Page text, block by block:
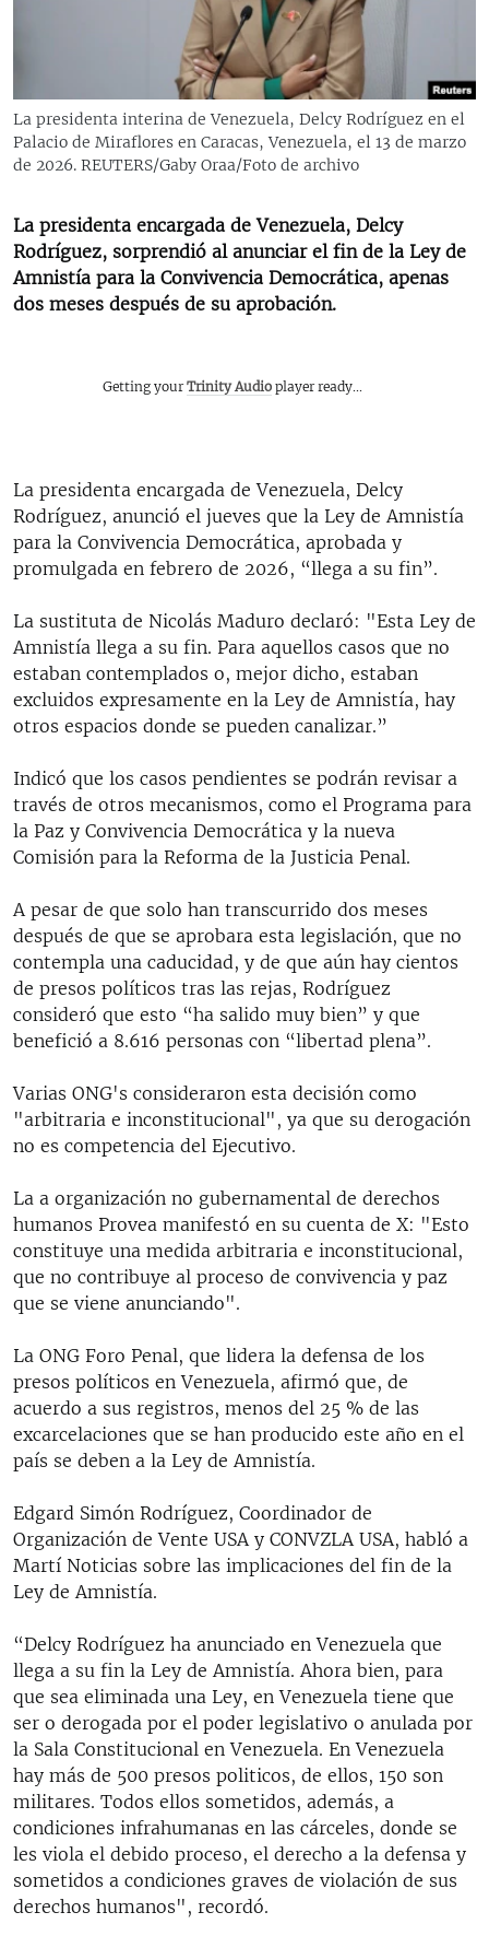
ESPECIALES
LA REALIDAD DE LA VIVIENDA EN CUBA
SER VIEJO EN CUBA
KENTU-CUBANO
LOS SANTOS DE HIALEAH
DESINFORMACIÓN RUSA EN AMÉRICA LATINA
MULTIMEDIA
EDITORIALES
La presidenta interina de Venezuela, Delcy Rodríguez en el
Palacio de Miraflores en Caracas, Venezuela, el 13 de marzo
de 2026. REUTERS/Gaby Oraa/Foto de archivo
La presidenta encargada de Venezuela, Delcy
Rodríguez, sorprendió al anunciar el fin de la Ley de
Amnistía para la Convivencia Democrática, apenas
dos meses después de su aprobación.
Getting yourTrinity Audio player ready...
La presidenta encargada de Venezuela, Delcy
Rodríguez, anunció el jueves que la Ley de Amnistía
para la Convivencia Democrática, aprobada y
promulgada en febrero de 2026, “llega a su fin”.
La sustituta de Nicolás Maduro declaró: "Esta Ley de
Amnistía llega a su fin. Para aquellos casos que no
estaban contemplados o, mejor dicho, estaban
excluidos expresamente en la Ley de Amnistía, hay
otros espacios donde se pueden canalizar.”
Indicó que los casos pendientes se podrán revisar a
través de otros mecanismos, como el Programa para
la Paz y Convivencia Democrática y la nueva
Comisión para la Reforma de la Justicia Penal.
A pesar de que solo han transcurrido dos meses
después de que se aprobara esta legislación, que no
contempla una caducidad, y de que aún hay cientos
de presos políticos tras las rejas, Rodríguez
consideró que esto “ha salido muy bien” y que
benefició a 8.616 personas con “libertad plena”.
Varias ONG's consideraron esta decisión como
"arbitraria e inconstitucional", ya que su derogación
no es competencia del Ejecutivo.
La a organización no gubernamental de derechos
humanos Provea manifestó en su cuenta de X: "Esto
constituye una medida arbitraria e inconstitucional,
que no contribuye al proceso de convivencia y paz
que se viene anunciando".
La ONG Foro Penal, que lidera la defensa de los
presos políticos en Venezuela, afirmó que, de
acuerdo a sus registros, menos del 25 % de las
excarcelaciones que se han producido este año en el
país se deben a la Ley de Amnistía.
Edgard Simón Rodríguez, Coordinador de
Organización de Vente USA y CONVZLA USA, habló a
Martí Noticias sobre las implicaciones del fin de la
Ley de Amnistía.
“Delcy Rodríguez ha anunciado en Venezuela que
llega a su fin la Ley de Amnistía. Ahora bien, para
que sea eliminada una Ley, en Venezuela tiene que
ser o derogada por el poder legislativo o anulada por
la Sala Constitucional en Venezuela. En Venezuela
hay más de 500 presos politicos, de ellos, 150 son
militares. Todos ellos sometidos, además, a
condiciones infrahumanas en las cárceles, donde se
les viola el debido proceso, el derecho a la defensa y
sometidos a condiciones graves de violación de sus
derechos humanos", recordó.